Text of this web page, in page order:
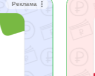
Реклама